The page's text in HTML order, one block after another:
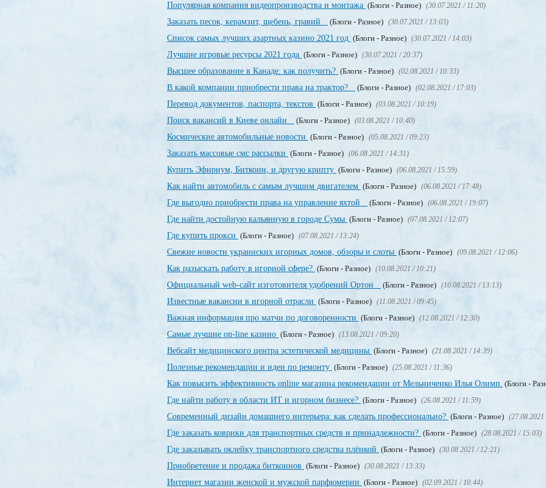
Популярная компания видеопроизводства и монтажа (Блоги - Разное) (30.07.2021 / 11:20)
Заказать песок, керамзит, щебень, гравий (Блоги - Разное) (30.07.2021 / 13:03)
Список самых лучших азартных казино 2021 год (Блоги - Разное) (30.07.2021 / 14:03)
Лучшие игровые ресурсы 2021 года (Блоги - Разное) (30.07.2021 / 20:37)
Высшее образование в Канаде: как получить? (Блоги - Разное) (02.08.2021 / 10:33)
В какой компании приобрести права на трактор? (Блоги - Разное) (02.08.2021 / 17:03)
Перевод документов, паспорта, текстов (Блоги - Разное) (03.08.2021 / 10:19)
Поиск вакансий в Киеве онлайн (Блоги - Разное) (03.08.2021 / 10:40)
Космические автомобильные новости (Блоги - Разное) (05.08.2021 / 09:23)
Заказать массовые смс рассылки (Блоги - Разное) (06.08.2021 / 14:31)
Купить Эфириум, Биткоин, и другую крипту (Блоги - Разное) (06.08.2021 / 15:59)
Как найти автомобиль с самым лучшим двигателем (Блоги - Разное) (06.08.2021 / 17:48)
Где выгодно приобрести права на управление яхтой (Блоги - Разное) (06.08.2021 / 19:07)
Где найти достойную кальянную в городе Сумы (Блоги - Разное) (07.08.2021 / 12:07)
Где купить прокси (Блоги - Разное) (07.08.2021 / 13:24)
Свежие новости украинских игорных домов, обзоры и слоты (Блоги - Разное) (09.08.2021 / 12:06)
Как разыскать работу в игорной сфере? (Блоги - Разное) (10.08.2021 / 10:21)
Официальный web-сайт изготовителя удобрений Ортон (Блоги - Разное) (10.08.2021 / 13:13)
Известные вакансии в игорной отрасли (Блоги - Разное) (11.08.2021 / 09:45)
Важная информация про матчи по договоренности (Блоги - Разное) (12.08.2021 / 12:30)
Самые лучшие on-line казино (Блоги - Разное) (13.08.2021 / 09:20)
Вебсайт медицинского центра эстетической медицины (Блоги - Разное) (21.08.2021 / 14:39)
Полезные рекомендации и идеи по ремонту (Блоги - Разное) (25.08.2021 / 11:36)
Как повысить эффективность online магазина рекомендации от Мельниченко Илья Олимп. (Блоги -
Где найти работу в области ИТ и игорном бизнесе? (Блоги - Разное) (26.08.2021 / 11:59)
Современный дизайн домашнего интерьера: как сделать профессионально? (Блоги - Разное) (27.08.2021
Где заказать коврики для транспортных средств и принадлежности? (Блоги - Разное) (28.08.2021 / 15:03)
Где заказывать оклейку транспортного средства плёнкой (Блоги - Разное) (30.08.2021 / 12:21)
Приобретение и продажа биткоинов (Блоги - Разное) (30.08.2021 / 13:33)
Интернет магазин женской и мужской парфюмерии (Блоги - Разное) (02.09.2021 / 10:44)